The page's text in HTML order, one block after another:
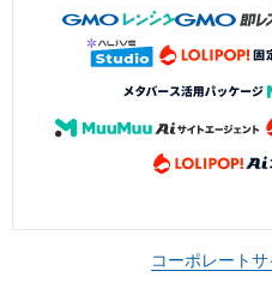
コーポレートサ